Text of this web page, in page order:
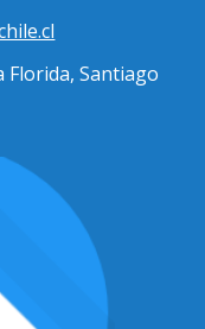
Florida, Santiago